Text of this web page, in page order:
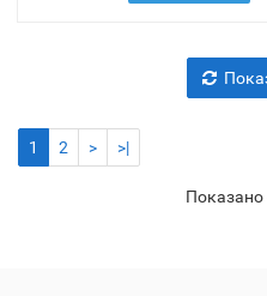
1 2 > >|
Показано